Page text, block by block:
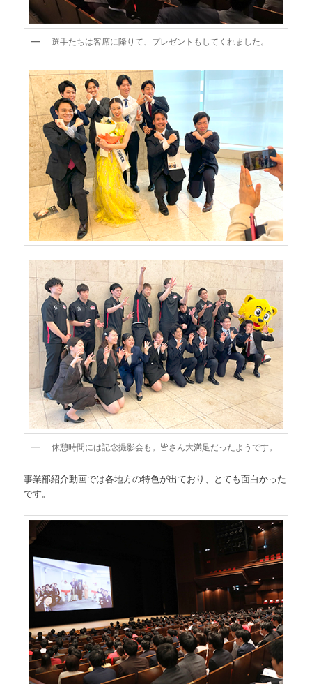
選手たちは客席に降りて、プレゼントもしてくれました。
休憩時間には記念撮影会も。皆さん大満足だったようです。
事業部紹介動画では各地方の特色が出ており、とても面白かった
です。